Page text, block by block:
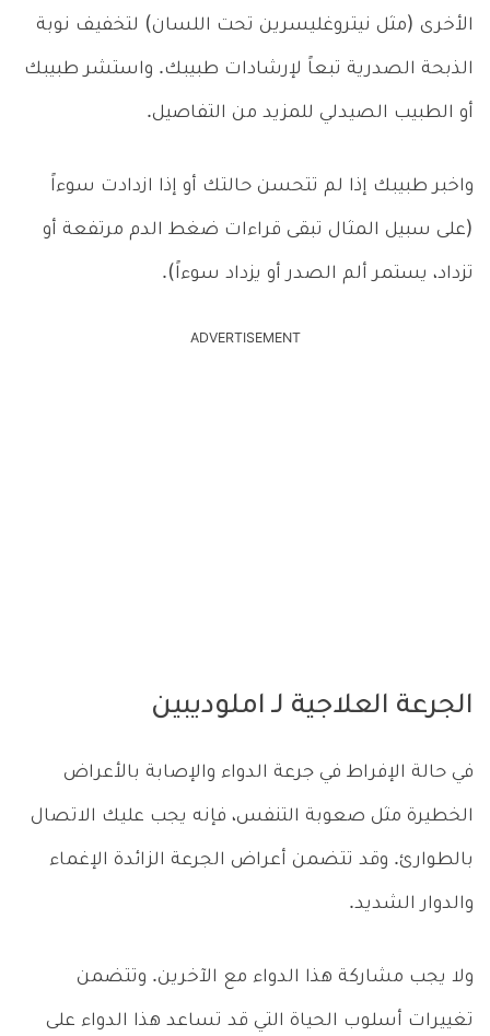
الأخرى (مثل نيتروغليسرين تحت اللسان) لتخفيف نوبة
الذبحة الصدرية تبعاً لإرشادات طبيبك. واستشر طبيبك
أو الطبيب الصيدلي للمزيد من التفاصيل.
واخبر طبيبك إذا لم تتحسن حالتك أو إذا ازدادت سوءاً
(على سبيل المثال تبقى قراءات ضغط الدم مرتفعة أو
تزداد، يستمر ألم الصدر أو يزداد سوءاً).
ADVERTISEMENT
الجرعة العلاجية لـ املوديبين
في حالة الإفراط في جرعة الدواء والإصابة بالأعراض
الخطيرة مثل صعوبة التنفس، فإنه يجب عليك الاتصال
بالطوارئ. وقد تتضمن أعراض الجرعة الزائدة الإغماء
والدوار الشديد.
ولا يجب مشاركة هذا الدواء مع الآخرين. وتتضمن
تغييرات أسلوب الحياة التي قد تساعد هذا الدواء على